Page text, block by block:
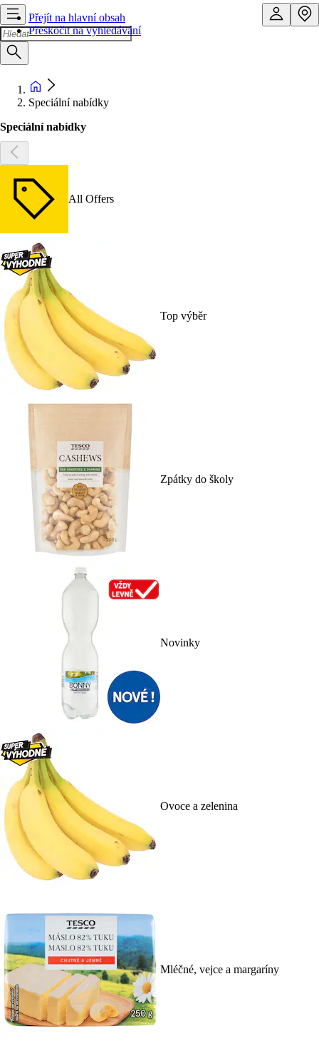
Přejít na hlavní obsah
Přeskočit na vyhledávání
Speciální nabídky
Speciální nabídky
All Offers
Top výběr
Zpátky do školy
Novinky
Ovoce a zelenina
Mléčné, vejce a margaríny